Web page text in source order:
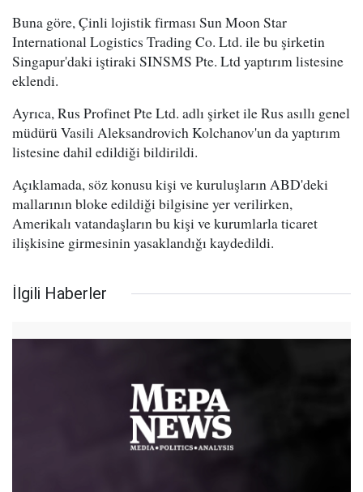
Buna göre, Çinli lojistik firması Sun Moon Star
International Logistics Trading Co. Ltd. ile bu şirketin
Singapur'daki iştiraki SINSMS Pte. Ltd yaptırım listesine
eklendi.
Ayrıca, Rus Profinet Pte Ltd. adlı şirket ile Rus asıllı genel
müdürü Vasili Aleksandrovich Kolchanov'un da yaptırım
listesine dahil edildiği bildirildi.
Açıklamada, söz konusu kişi ve kuruluşların ABD'deki
mallarının bloke edildiği bilgisine yer verilirken,
Amerikalı vatandaşların bu kişi ve kurumlarla ticaret
ilişkisine girmesinin yasaklandığı kaydedildi.
İlgili Haberler